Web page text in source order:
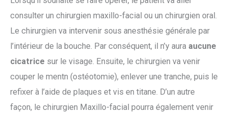
consulter un chirurgien maxillo-facial ou un chirurgien oral.
Le chirurgien va intervenir sous anesthésie générale par
l’intérieur de la bouche. Par conséquent, il n’y aura aucune
cicatrice sur le visage. Ensuite, le chirurgien va venir
couper le mentn (ostéotomie), enlever une tranche, puis le
refixer à l’aide de plaques et vis en titane. D’un autre
façon, le chirurgien Maxillo-facial pourra également venir